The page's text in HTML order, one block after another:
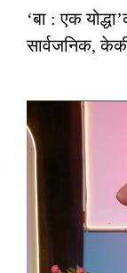
‘बा : एक
सार्वजनिक,